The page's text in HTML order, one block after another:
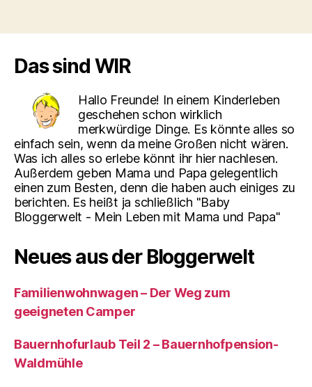
Das sind WIR
Hallo Freunde! In einem Kinderleben
geschehen schon wirklich
merkwürdige Dinge. Es könnte alles so
einfach sein, wenn da meine Großen nicht wären.
Was ich alles so erlebe könnt ihr hier nachlesen.
Außerdem geben Mama und Papa gelegentlich
einen zum Besten, denn die haben auch einiges zu
berichten. Es heißt ja schließlich "Baby
Bloggerwelt - Mein Leben mit Mama und Papa"
Neues aus der Bloggerwelt
Familienwohnwagen – Der Weg zum
geeigneten Camper
Bauernhofurlaub Teil 2 – Bauernhofpension-
Waldmühle